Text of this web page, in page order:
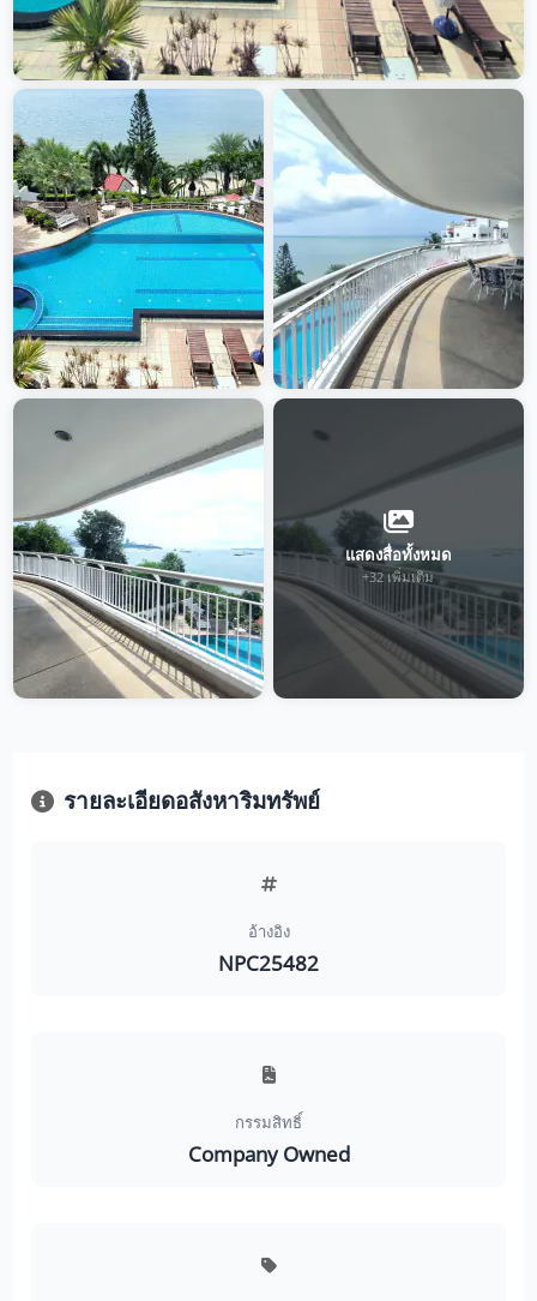
แสดงสื่อทั้งหมด
+32 เพิ่มเติม
รายละเอียดอสังหาริมทรัพย์
อ้างอิง
NPC25482
กรรมสิทธิ์
Company Owned